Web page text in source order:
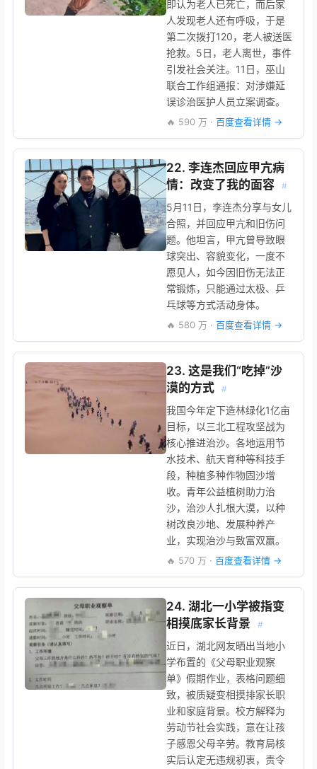
即认为老人已死亡，而后家
人发现老人还有呼吸，于是
第二次拨打120，老人被送医
抢救。5日，老人离世，事件
引发社会关注。11日，巫山
联合工作组通报：对涉嫌延
误诊治医护人员立案调查。
🔥 590 万 · 百度查看详情 →
22. 李连杰回应甲亢病
情：改变了我的面容
#
5月11日，李连杰分享与女儿
合照，并回应甲亢和旧伤问
题。他坦言，甲亢曾导致眼
球突出、容貌变化，一度不
愿见人，如今因旧伤无法正
常锻炼，只能通过太极、乒
乓球等方式活动身体。
🔥 580 万 · 百度查看详情 →
23. 这是我们“吃掉”沙
漠的方式
#
我国今年定下造林绿化1亿亩
目标，以三北工程攻坚战为
核心推进治沙。各地运用节
水技术、航天育种等科技手
段，种植多种作物固沙增
收。青年公益植树助力治
沙，治沙人扎根大漠，以种
树改良沙地、发展种养产
业，实现治沙与致富双赢。
🔥 570 万 · 百度查看详情 →
24. 湖北一小学被指变
相摸底家长背景
#
近日，湖北网友晒出当地小
学布置的《父母职业观察
单》假期作业，表格问题细
致，被质疑变相摸排家长职
业和家庭背景。校方解释为
劳动节社会实践，意在让孩
子感恩父母辛劳。教育局核
实后认定无违规初衷，责令